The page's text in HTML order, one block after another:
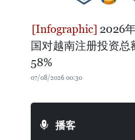
2026
国对越南注册投资总
58%
07/08/2026 00:30
播客